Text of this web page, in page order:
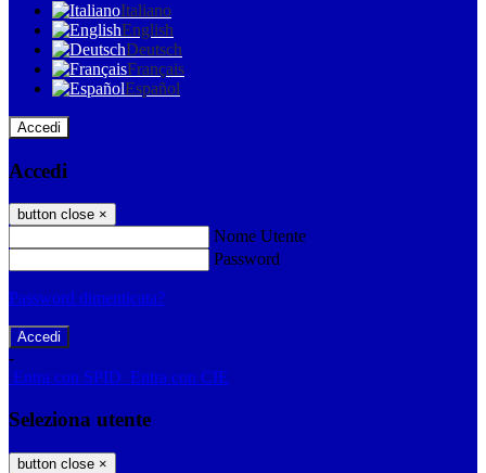
Italiano
English
Deutsch
Français
Español
Accedi
Accedi
button close ×
Nome Utente
Password
Password dimenticata?
-
Entra con SPID Entra con CIE
Seleziona utente
button close ×